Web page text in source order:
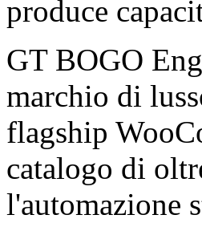
produce
GT BOGO
marchio di
flagship
catalogo di
l'automazione